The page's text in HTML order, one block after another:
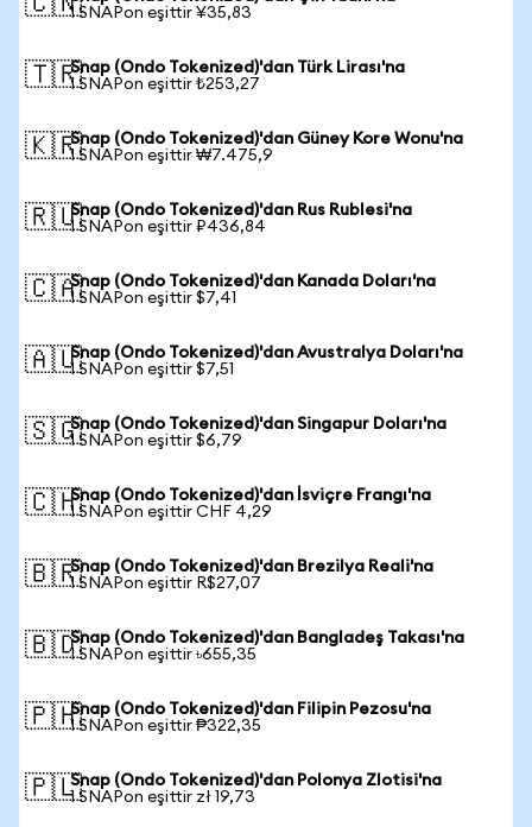
1 SNAPon eşittir ¥35,83
🇹🇷Snap (Ondo Tokenized)'dan Türk Lirası'na
1 SNAPon eşittir ₺253,27
🇰🇷Snap (Ondo Tokenized)'dan Güney Kore Wonu'na
1 SNAPon eşittir ₩7.475,9
🇷🇺Snap (Ondo Tokenized)'dan Rus Rublesi'na
1 SNAPon eşittir ₽436,84
🇨🇦Snap (Ondo Tokenized)'dan Kanada Doları'na
1 SNAPon eşittir $7,41
🇦🇺Snap (Ondo Tokenized)'dan Avustralya Doları'na
1 SNAPon eşittir $7,51
🇸🇬Snap (Ondo Tokenized)'dan Singapur Doları'na
1 SNAPon eşittir $6,79
🇨🇭Snap (Ondo Tokenized)'dan İsviçre Frangı'na
1 SNAPon eşittir CHF 4,29
🇧🇷Snap (Ondo Tokenized)'dan Brezilya Reali'na
1 SNAPon eşittir R$27,07
🇧🇩Snap (Ondo Tokenized)'dan Bangladeş Takası'na
1 SNAPon eşittir ৳655,35
🇵🇭Snap (Ondo Tokenized)'dan Filipin Pezosu'na
1 SNAPon eşittir ₱322,35
🇵🇱Snap (Ondo Tokenized)'dan Polonya Zlotisi'na
1 SNAPon eşittir zł 19,73